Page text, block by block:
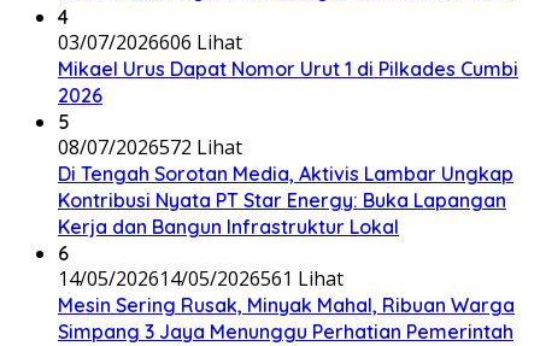
4
03/07/2026606 Lihat
Mikael Urus Dapat Nomor Urut 1 di Pilkades Cumbi
2026
5
08/07/2026572 Lihat
Di Tengah Sorotan Media, Aktivis Lambar Ungkap
Kontribusi Nyata PT Star Energy: Buka Lapangan
Kerja dan Bangun Infrastruktur Lokal
6
14/05/202614/05/2026561 Lihat
Mesin Sering Rusak, Minyak Mahal, Ribuan Warga
Simpang 3 Jaya Menunggu Perhatian Pemerintah